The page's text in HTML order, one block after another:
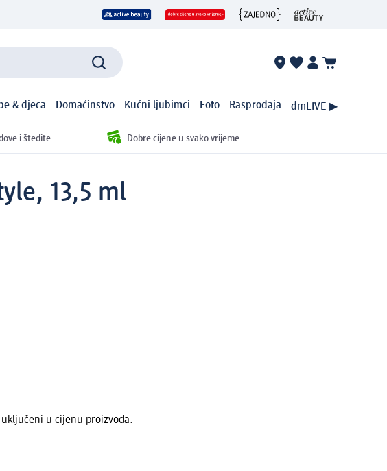
& djeca Domaćinstvo Kućni ljubimci Foto Rasprodaja dmLIVE ▶
i štedite Dobre cijene u svako vrijeme
13,5 ml
u cijenu proizvoda.